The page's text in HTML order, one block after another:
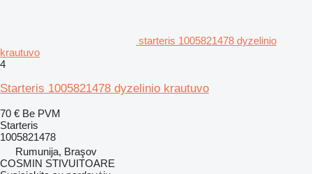
starteris 1005821478 dyzelinio
krautuvo
4
Starteris 1005821478 dyzelinio krautuvo
70 € Be PVM
Starteris
1005821478
Rumunija, Braşov
COSMIN STIVUITOARE